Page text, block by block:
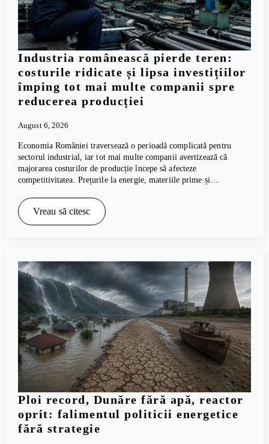
Industria românească pierde teren:
costurile ridicate și lipsa investițiilor
împing tot mai multe companii spre
reducerea producției
August 6, 2026
Economia României traversează o perioadă complicată pentru
sectorul industrial, iar tot mai multe companii avertizează că
majorarea costurilor de producție începe să afecteze
competitivitatea. Prețurile la energie, materiile prime și…
Vreau să citesc
Ploi record, Dunăre fără apă, reactor
oprit: falimentul politicii energetice
fără strategie